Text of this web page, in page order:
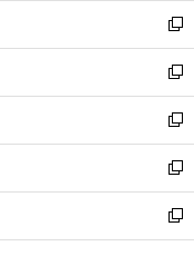
く
で
開
く
ド
ウ
で
開
く
ィ
ン
ド
ウ
で
開
く
し
い
ウ
ィ
ン
ド
ウ
で
開
く
新
し
い
ウ
ィ
ン
ド
ウ
で
開
新
し
い
ウ
ィ
ン
ド
ウ
新
し
い
ウ
ィ
ン
新
し
い
ウ
新
し